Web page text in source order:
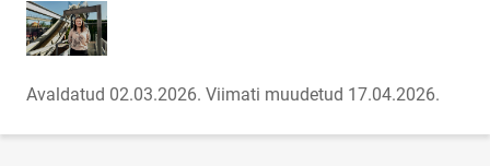
Avaldatud 02.03.2026. Viimati muudetud 17.04.2026.